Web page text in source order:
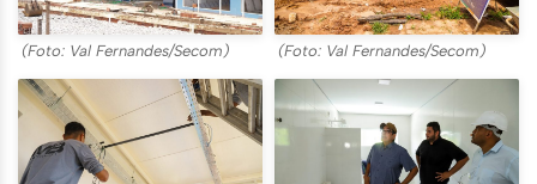
(Foto: Val Fernandes/Secom) (Foto: Val Fernandes/Secom)